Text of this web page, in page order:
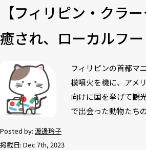
【フィリピン・クラ
癒され、ローカルフ
Posted by: 渡邊玲子
掲載日: Dec 7th, 2023
フィリピンの首都マ
模噴火を機に、アメ
向けに国を挙げて観
で出会った動物たち